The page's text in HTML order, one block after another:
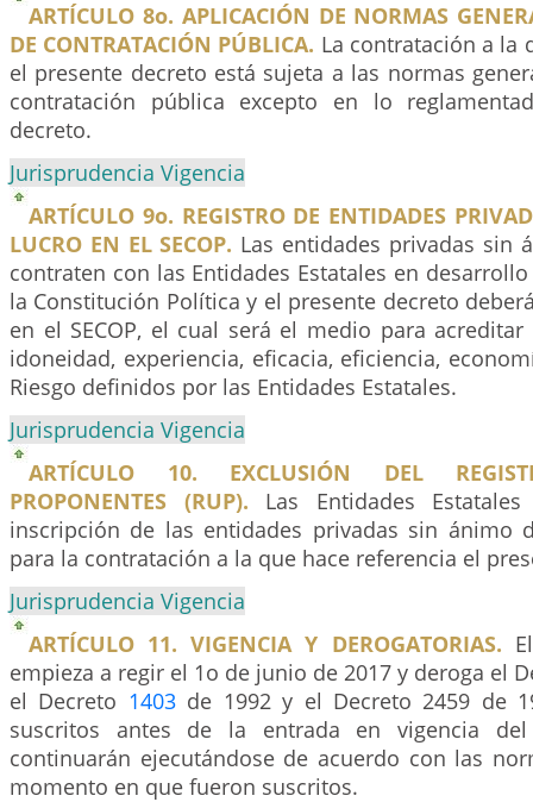
ARTÍCULO 8o. APLICACIÓN DE NORMAS
DE CONTRATACIÓN PÚBLICA. La contratación a la
el presente decreto está sujeta a las normas
contratación pública excepto en lo
decreto.
Jurisprudencia Vigencia
ARTÍCULO 9o. REGISTRO DE ENTIDADES
LUCRO EN EL SECOP. Las entidades privadas sin
contraten con las Entidades Estatales en
la Constitución Política y el presente decreto
en el SECOP, el cual será el medio para
idoneidad, experiencia, eficacia, eficiencia,
Riesgo definidos por las Entidades Estatales.
Jurisprudencia Vigencia
ARTÍCULO 10. EXCLUSIÓN DEL
PROPONENTES (RUP). Las Entidades
inscripción de las entidades privadas sin ánimo
para la contratación a la que hace referencia el
Jurisprudencia Vigencia
ARTÍCULO 11. VIGENCIA Y DEROGATORIAS.
empieza a regir el 1o de junio de 2017 y deroga el
el Decreto 1403de 1992 y el Decreto 2459 de
suscritos antes de la entrada en vigencia del
continuarán ejecutándose de acuerdo con las
momento en que fueron suscritos.